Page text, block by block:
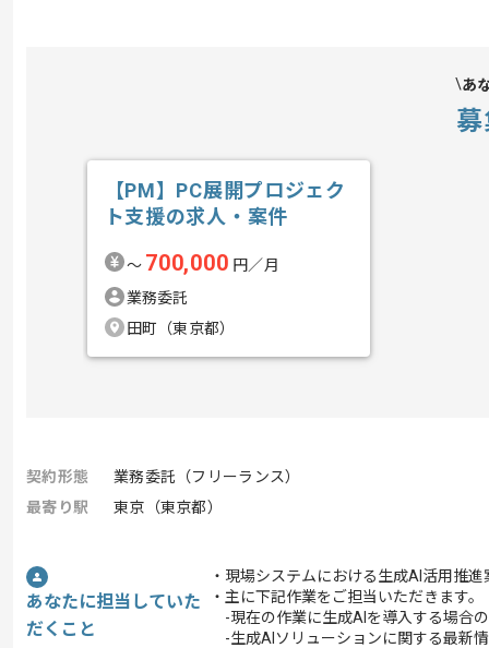
あ
【PM】PC展開プロジェク
ト支援の求人・案件
〜 700,000 円／月
業務委託
田町（東京都）
契約形態
業務委託（フリーランス）
最寄り駅
東京（東京都）
あなたに担当していた
だくこと
・現場システムにおける生成AI活用推
・主に下記作業をご担当いただきます。
-現在の作業に生成AIを導入する場合
-生成AIソリューションに関する最新